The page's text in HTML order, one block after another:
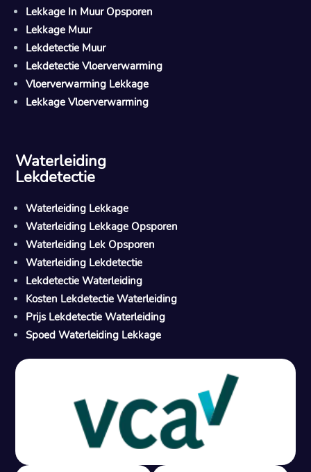
M
Gratis offerte in 24 uur
Lekkage In Muur Opsporen
Lekkage Muur
Lekdetectie Muur
Lekdetectie Vloerverwarming
Vloerverwarming Lekkage
Lekkage Vloerverwarming
Waterleiding
Lekdetectie
Waterleiding Lekkage
Waterleiding Lekkage Opsporen
Waterleiding Lek Opsporen
Waterleiding Lekdetectie
Lekdetectie Waterleiding
Kosten Lekdetectie Waterleiding
Prijs Lekdetectie Waterleiding
Spoed Waterleiding Lekkage